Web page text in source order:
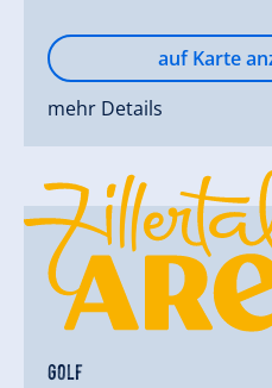
auf Karte
mehr Details
Golf